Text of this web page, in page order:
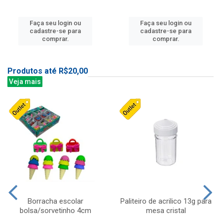
Faça seu login ou
cadastre-se para
comprar.
Faça seu login ou
cadastre-se para
comprar.
Produtos até R$20,00
Veja mais
Borracha escolar
bolsa/sorvetinho 4cm
Paliteiro de acrilico 13g para
mesa cristal